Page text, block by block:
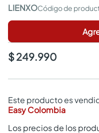
LIENXO
$ 249.990
Este producto es
Easy Colombia
Los precios de los